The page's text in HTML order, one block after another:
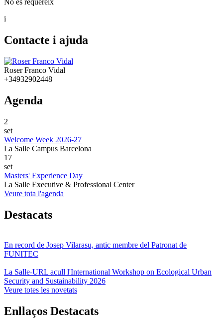
No es requereix
i
Contacte i ajuda
Roser Franco Vidal
+34932902448
Agenda
2
set
Welcome Week 2026-27
La Salle Campus Barcelona
17
set
Masters' Experience Day
La Salle Executive & Professional Center
Veure tota l'agenda
Destacats
En record de Josep Vilarasu, antic membre del Patronat de
FUNITEC
La Salle-URL acull l'International Workshop on Ecological Urban
Security and Sustainability 2026
Veure totes les novetats
Enllaços Destacats